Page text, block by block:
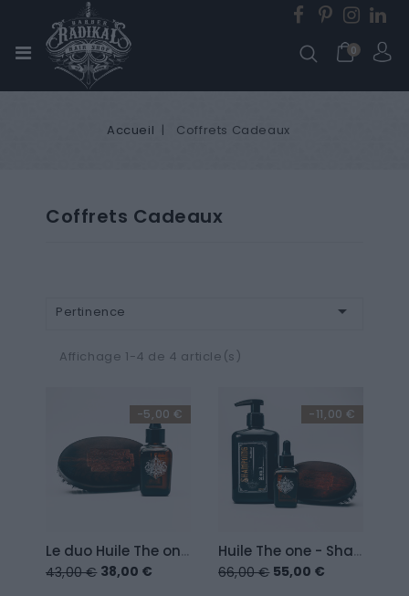
0
Accueil Coffrets Cadeaux
Coffrets Cadeaux
Pertinence 
Affichage 1-4 de 4 article(s)
L
e duo Huile The one -...
43,00 €
-5,00 €
38,00 €
H
uile The one - Shampoing...
66,00 €
-11,00 €
55,00 €